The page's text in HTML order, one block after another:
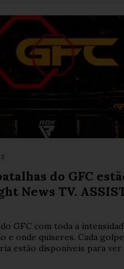
do GFC
News TV.
GFC com toda a
e onde quiseres. Cada
estão disponíveis para